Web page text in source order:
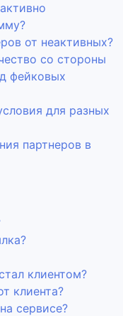
от неактивных?
со стороны
фейковых
для разных
партнеров в
клиентом?
клиента?
сервисе?